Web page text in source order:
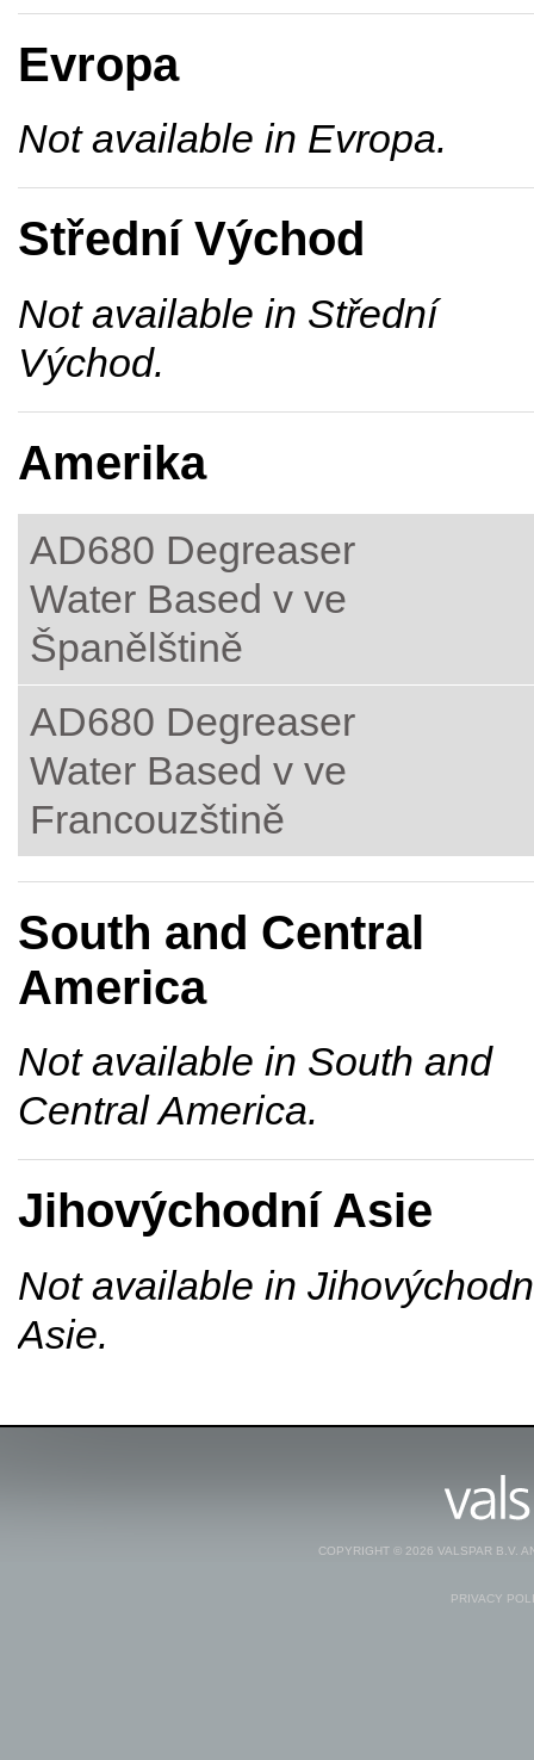
Evropa
Not available in Evropa.
Střední Východ
Not available in Střední
Východ.
Amerika
AD680 Degreaser
Water Based v ve
Španělštině
AD680 Degreaser
Water Based v ve
Francouzštině
South and Central
America
Not available in South and
Central America.
Jihovýchodní Asie
Not available in
Asie.
COPYRIGHT © 2026 VALSPAR B.V.
PRIVACY